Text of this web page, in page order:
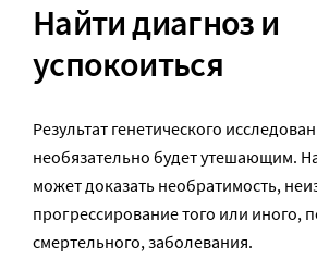
Найти диагноз и
успокоиться
Результат генетического
необязательно будет утешающим.
может доказать необратимость,
прогрессирование того или иного,
смертельного, заболевания.